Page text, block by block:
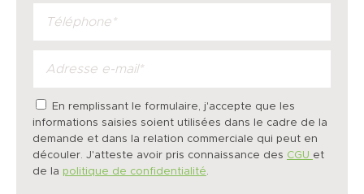
En remplissant le formulaire, j'accepte que les
informations saisies soient utilisées dans le cadre de la
demande et dans la relation commerciale qui peut en
découler. J'atteste avoir pris connaissance des CGU et
de la politique de confidentialité.